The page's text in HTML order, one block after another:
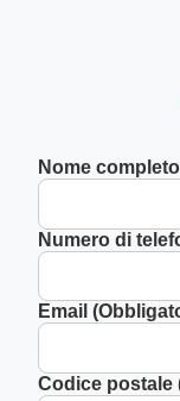
Nome
Numero di
Email
Codice postale